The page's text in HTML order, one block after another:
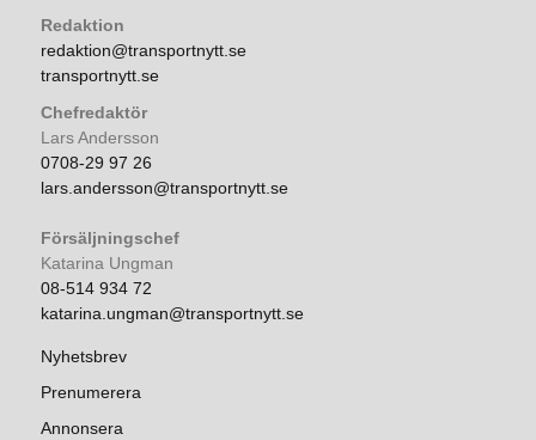
Redaktion
redaktion@transportnytt.se
transportnytt.se
Chefredaktör
Lars Andersson
0708-29 97 26
lars.andersson@transportnytt.se
Försäljningschef
Katarina Ungman
08-514 934 72
katarina.ungman@transportnytt.se
Nyhetsbrev
Prenumerera
Annonsera